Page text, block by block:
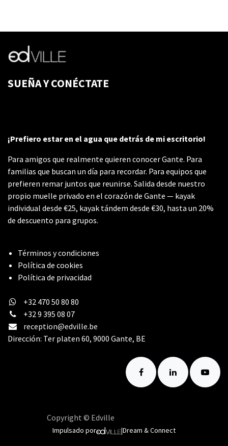
SUEÑA Y CONÉCTATE
¡Prefiero estar en el agua que detrás de mi escritorio!
Para amigos que realmente quieren conocer Gante. Para
familias que buscan un día para recordar. Para equipos que
prefieren remar juntos que reunirse. Salida desde nuestro
propio muelle privado en el corazón de Gante — kayak
individual desde €25, kayak tándem desde €30, hasta un 20%
de descuento para grupos.
Términos y condiciones
Política de cookies
Política de privacidad
+32 470 50 80 80
+32 9 395 08 07
reception@edville.be
Dirección: Ter platen 60, 9000 Gante, BE
Copyright © Edville
Impulsado por
|Dream & Connect